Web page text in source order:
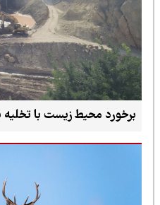
برخورد محیط زیست با تخلیه